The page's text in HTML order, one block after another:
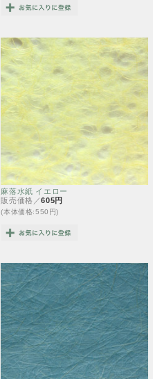
麻落水紙 イエロー
販売価格／605円
(本体価格:550円)